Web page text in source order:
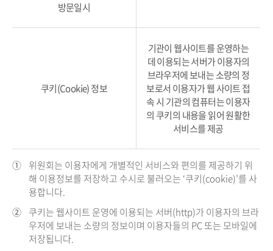
방문일시
쿠키(Cookie) 정보
기관이 웹사이트를 운영하는
데 이용되는 서버가 이용자의
브라우저에 보내는 소량의 정
보로서 이용자가 웹 사이트 접
속 시 기관의 컴퓨터는 이용자
의 쿠키의 내용을 읽어 원활한
서비스를 제공
① 위원회는 이용자에게 개별적인 서비스와 편의를 제공하기 위
해 이용정보를 저장하고 수시로 불러오는 ‘쿠키(cookie)’를 사
용합니다.
② 쿠키는 웹사이트 운영에 이용되는 서버(http)가 이용자의 브라
우저에 보내는 소량의 정보이며 이용자들의 PC 또는 모바일에
저장됩니다.